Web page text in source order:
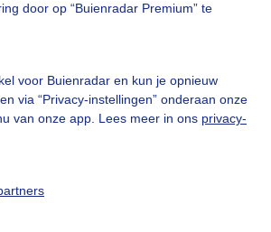
door op “Buienradar Premium” te
voor Buienradar en kun je opnieuw
via “Privacy-instellingen” onderaan onze
van onze app. Lees meer in ons privacy-